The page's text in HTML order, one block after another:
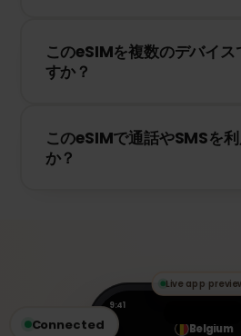
を提供し、チェコ で5Gが利
は5Gにも対応しています。快
このeSIMを複数のデバイス
すか？
と、1台のデバイスにのみ紐付
スマートフォンを変更する場
このeSIMで通話やSMSを
か？